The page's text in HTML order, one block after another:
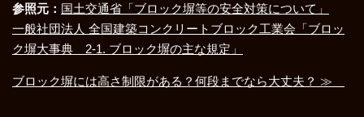
参照元： 国土交通省「ブロック塀等の安全対策について」
一般社団法人 全国建築コンクリートブロック工業会「ブロッ
ク塀大事典 2-1. ブロック塀の主な規定」
ブロック塀には高さ制限がある？何段までなら大丈夫？ ≫